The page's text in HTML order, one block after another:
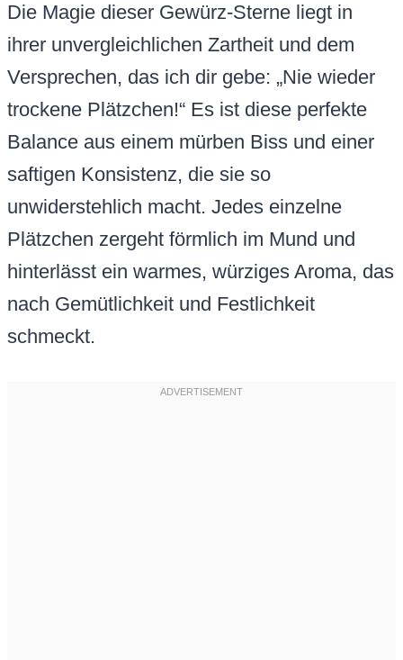
Die Magie dieser Gewürz-Sterne liegt in
ihrer unvergleichlichen Zartheit und dem
Versprechen, das ich dir gebe: „Nie wieder
trockene Plätzchen!“ Es ist diese perfekte
Balance aus einem mürben Biss und einer
saftigen Konsistenz, die sie so
unwiderstehlich macht. Jedes einzelne
Plätzchen zergeht förmlich im Mund und
hinterlässt ein warmes, würziges Aroma, das
nach Gemütlichkeit und Festlichkeit
schmeckt.